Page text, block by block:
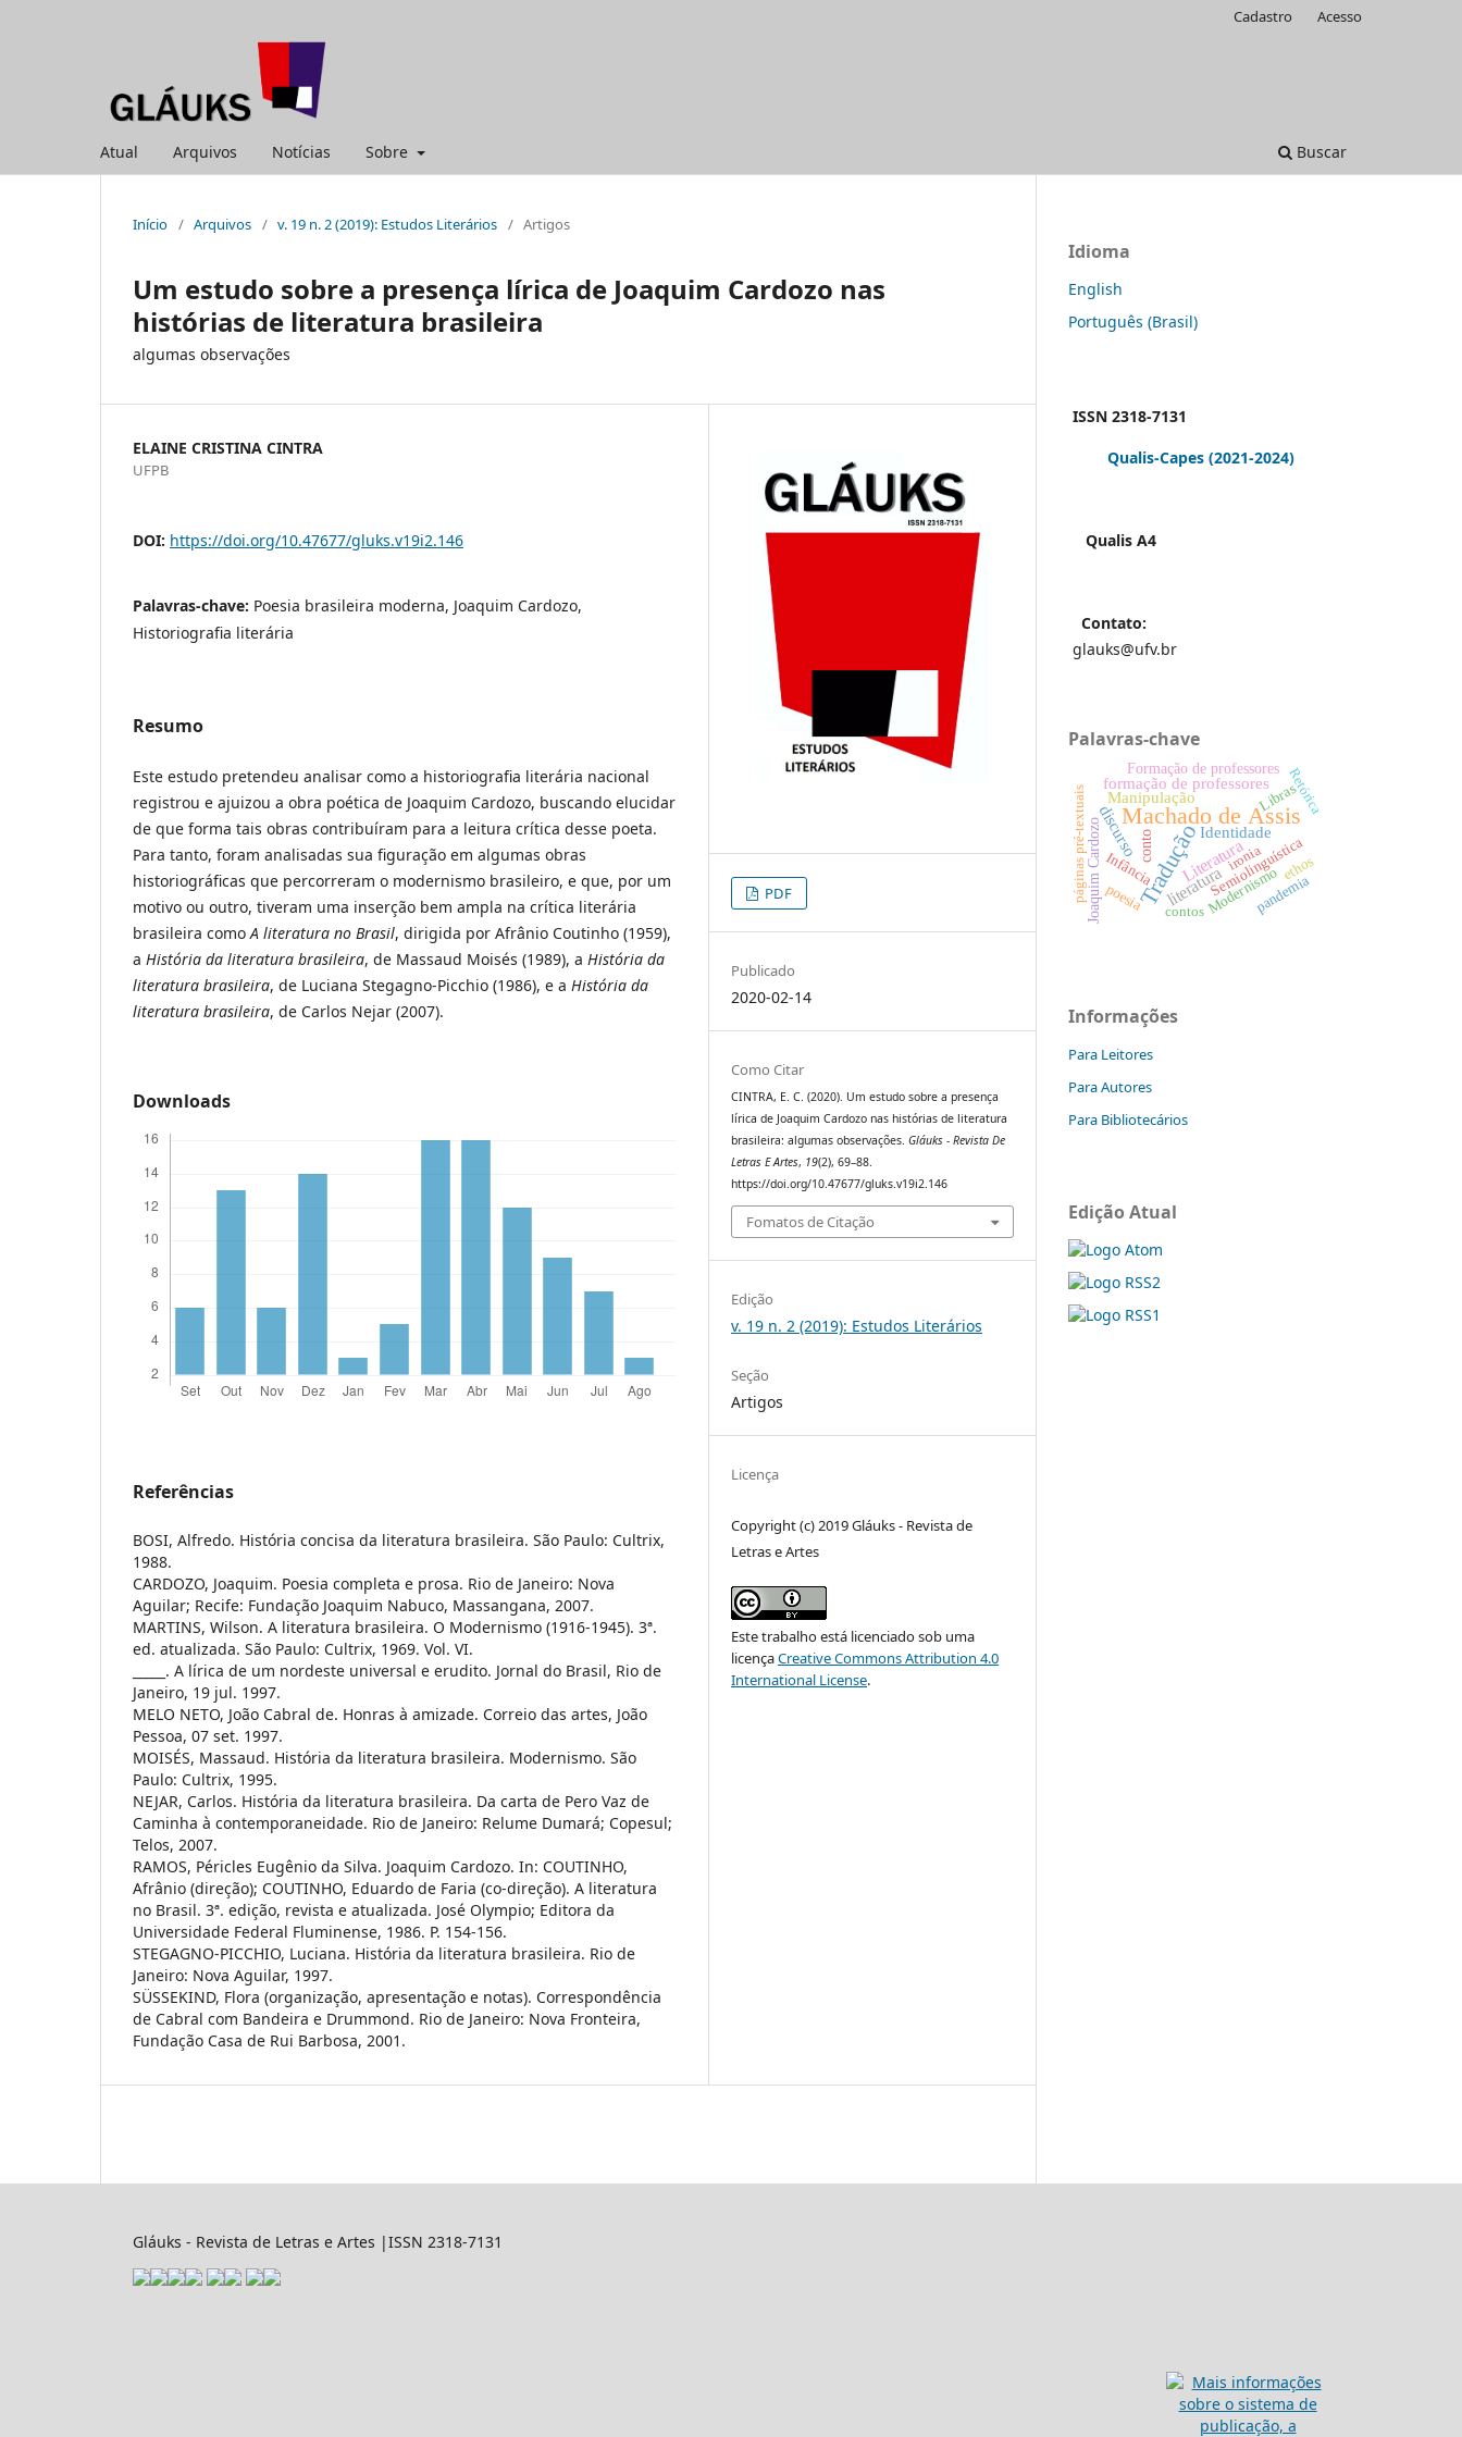
Atual Arquivos Notícias Sobre Buscar
Cadastro Acesso
Início / Arquivos / v. 19 n. 2 (2019): Estudos Literários / Artigos
Um estudo sobre a presença lírica de Joaquim Cardozo nas
histórias de literatura brasileira
algumas observações
ELAINE CRISTINA CINTRA
UFPB
DOI: https://doi.org/10.47677/gluks.v19i2.146
Palavras-chave: Poesia brasileira moderna, Joaquim Cardozo,
Historiografia literária
Resumo
Este estudo pretendeu analisar como a historiografia literária nacional
registrou e ajuizou a obra poética de Joaquim Cardozo, buscando elucidar
de que forma tais obras contribuíram para a leitura crítica desse poeta.
Para tanto, foram analisadas sua figuração em algumas obras
historiográficas que percorreram o modernismo brasileiro, e que, por um
motivo ou outro, tiveram uma inserção bem ampla na crítica literária
brasileira comoA literatura no Brasil, dirigida por Afrânio Coutinho (1959),
a História da literatura brasileira, de Massaud Moisés (1989), a História da
literatura brasileira, de Luciana Stegagno-Picchio (1986), e a História da
literatura brasileira, de Carlos Nejar (2007).
Downloads
Referências
BOSI, Alfredo. História concisa da literatura brasileira. São Paulo: Cultrix,
1988.
CARDOZO, Joaquim. Poesia completa e prosa. Rio de Janeiro: Nova
Aguilar; Recife: Fundação Joaquim Nabuco, Massangana, 2007.
MARTINS, Wilson. A literatura brasileira. O Modernismo (1916-1945). 3ª.
ed. atualizada. São Paulo: Cultrix, 1969. Vol. VI.
_____. A lírica de um nordeste universal e erudito. Jornal do Brasil, Rio de
Janeiro, 19 jul. 1997.
MELO NETO, João Cabral de. Honras à amizade. Correio das artes, João
Pessoa, 07 set. 1997.
MOISÉS, Massaud. História da literatura brasileira. Modernismo. São
Paulo: Cultrix, 1995.
NEJAR, Carlos. História da literatura brasileira. Da carta de Pero Vaz de
Caminha à contemporaneidade. Rio de Janeiro: Relume Dumará; Copesul;
Telos, 2007.
RAMOS, Péricles Eugênio da Silva. Joaquim Cardozo. In: COUTINHO,
Afrânio (direção); COUTINHO, Eduardo de Faria (co-direção). A literatura
no Brasil. 3ª. edição, revista e atualizada. José Olympio; Editora da
Universidade Federal Fluminense, 1986. P. 154-156.
STEGAGNO-PICCHIO, Luciana. História da literatura brasileira. Rio de
Janeiro: Nova Aguilar, 1997.
SÜSSEKIND, Flora (organização, apresentação e notas). Correspondência
de Cabral com Bandeira e Drummond. Rio de Janeiro: Nova Fronteira,
Fundação Casa de Rui Barbosa, 2001.
PDF
Publicado
2020-02-14
Como Citar
CINTRA, E. C. (2020). Um estudo sobre a presença
lírica de Joaquim Cardozo nas histórias de literatura
brasileira: algumas observações.Gláuks - Revista De
Letras E Artes, 19(2), 69–88.
https://doi.org/10.47677/gluks.v19i2.146
Fomatos de Citação
Edição
v. 19 n. 2 (2019): Estudos Literários
Seção
Artigos
Licença
Copyright (c) 2019 Gláuks - Revista de
Letras e Artes
Este trabalho está licenciado sob uma
licençaCreative Commons Attribution 4.0
International License.
Idioma
English
Português (Brasil)
ISSN 2318-7131
Qualis-Capes (2021-2024)
Qualis A4
Contato:
glauks@ufv.br
Palavras-chave
Machado de Assis
Tradução
literatura
Literatura
Manipulação
discurso Identidade
formação de professores
Joaquim Cardozo Semiolinguística
conto
Infância Modernismoethos
Libras
poesia pandemia
Formação de professores
páginas pré-textuais
contos
Retórica
ironia
Informações
Para Leitores
Para Autores
Para Bibliotecários
Edição Atual
Gláuks - Revista de Letras e Artes |ISSN 2318-7131